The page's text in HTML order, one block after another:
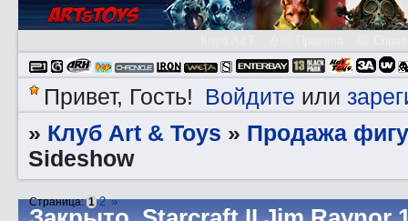
Привет, Гость! Войдите или
» Клуб Art & Toys » Продажа
Sideshow
Страница:1 2 »